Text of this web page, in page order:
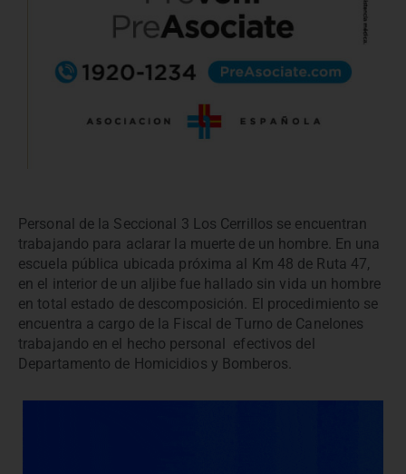
Personal de la Seccional 3 Los Cerrillos se encuentran
trabajando para aclarar la muerte de un hombre. En una
escuela pública ubicada próxima al Km 48 de Ruta 47,
en el interior de un aljibe fue hallado sin vida un hombre
en total estado de descomposición. El procedimiento se
encuentra a cargo de la Fiscal de Turno de Canelones
trabajando en el hecho personal efectivos del
Departamento de Homicidios y Bomberos.